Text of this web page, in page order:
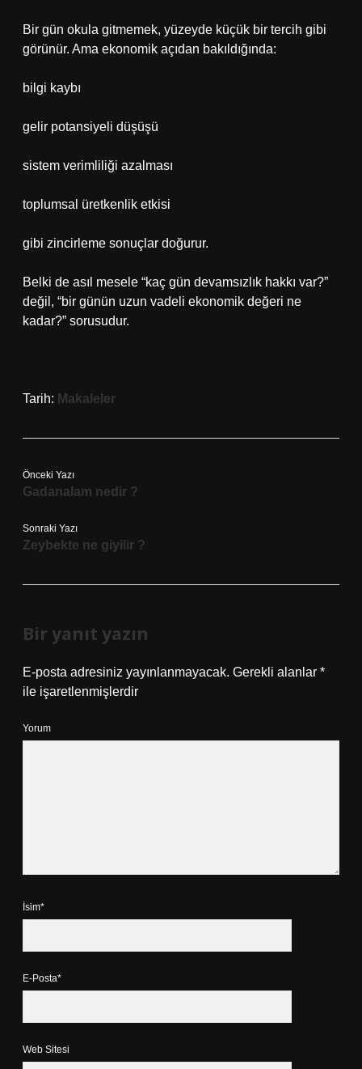
Bir gün okula gitmemek, yüzeyde küçük bir tercih gibi
görünür. Ama ekonomik açıdan bakıldığında:
bilgi kaybı
gelir potansiyeli düşüşü
sistem verimliliği azalması
toplumsal üretkenlik etkisi
gibi zincirleme sonuçlar doğurur.
Belki de asıl mesele “kaç gün devamsızlık hakkı var?”
değil, “bir günün uzun vadeli ekonomik değeri ne
kadar?” sorusudur.
Tarih: Makaleler
Önceki Yazı
Gadanalam nedir ?
Sonraki Yazı
Zeybekte ne giyilir ?
Bir yanıt yazın
E-posta adresiniz yayınlanmayacak. Gerekli alanlar *
ile işaretlenmişlerdir
Yorum
İsim*
E-Posta*
Web Sitesi